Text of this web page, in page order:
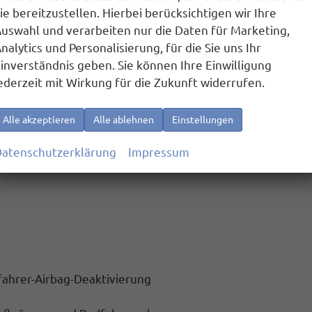
Laufzeit 120 min., Leistung in kW: 5 kW),
Km
im Fahrgastraum
für Apple CarPlay und Android Auto
Airbag-Deaktivierung
bereitzustellen. Hierbei berücksichtigen wir Ihre
und verarbeiten nur die Daten für Marketing,
und Personalisierung, für die Sie uns Ihr
geben. Sie können Ihre Einwilligung
mit Wirkung für die Zukunft widerrufen.
Alle akzeptieren Alle ablehnen Einstellungen
Impressum